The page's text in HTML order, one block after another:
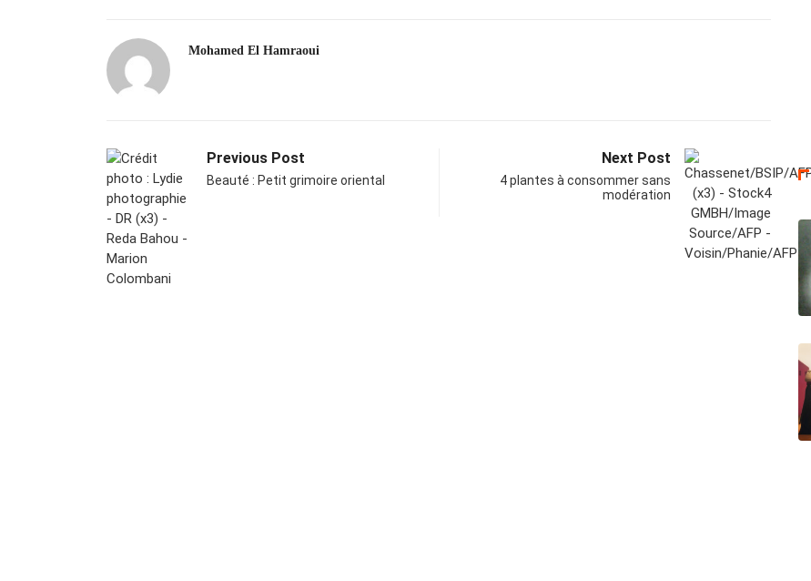
Mohamed El Hamraoui
Previous Post
Beauté : Petit grimoire oriental
Next Post
4 plantes à consommer sans
modération